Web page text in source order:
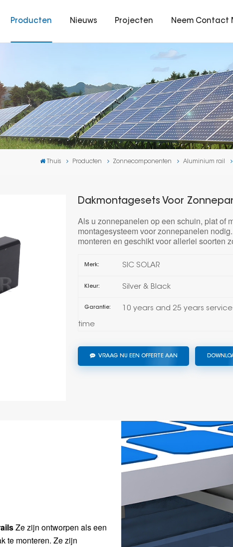
Producten Nieuws Projecten Neem Contact
Thuis Producten Zonnecomponenten Aluminium rail
Dakmontagesets Voor
Als u zonnepanelen op een schuin, plat of
montagesysteem voor zonnepanelen
monteren en geschikt voor allerlei soorten
Merk: SIC SOLAR
Kleur: Silver & Black
Garantie: 10 years and 25 years service
time
VRAAG NU EEN OFFERTE AAN
Ze zijn ontworpen als een
te monteren. Ze zijn